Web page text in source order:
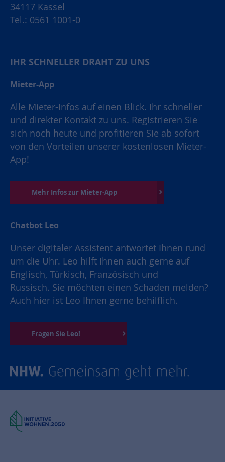
34117 Kassel
Tel.: 0561 1001-0
IHR SCHNELLER DRAHT ZU UNS
Mieter-App
Alle Mieter-Infos auf einen Blick. Ihr schneller
und direkter Kontakt zu uns. Registrieren Sie
sich noch heute und profitieren Sie ab sofort
von den Vorteilen unserer kostenlosen Mieter-
App!
Mehr Infos zur Mieter-App
Chatbot Leo
Unser digitaler Assistent antwortet Ihnen rund
um die Uhr. Leo hilft Ihnen auch gerne auf
Englisch, Türkisch, Französisch und
Russisch. Sie möchten einen Schaden melden?
Auch hier ist Leo Ihnen gerne behilflich.
Fragen Sie Leo!